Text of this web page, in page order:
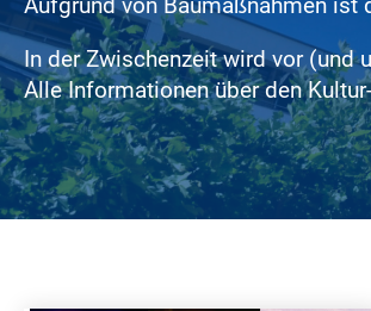
In der Zwischenzeit wird vor (und
Alle Informationen über den